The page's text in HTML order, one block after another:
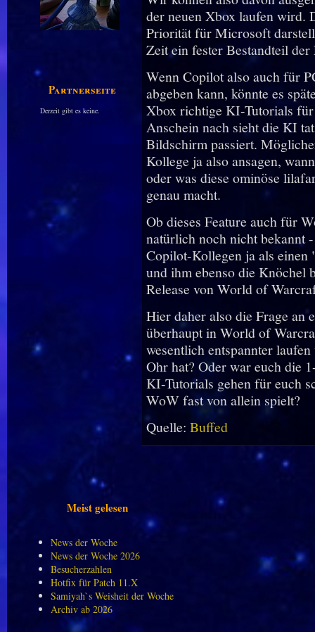
Partnerseiten
Derzeit gibt es keine.
der neuen Xbox laufen wird.
Priorität für Microsoft
Zeit ein fester Bestandteil der
Wenn Copilot also auch für
abgeben kann, könnte es
Xbox richtige KI-Tutorials
Anschein nach sieht die KI
Bildschirm passiert.
Kollege ja also ansagen,
oder was diese ominöse
genau macht.
Ob dieses Feature auch für
natürlich noch nicht bekannt
Copilot-Kollegen ja als
und ihm ebenso die Knöchel
Release von World of
Hier daher also die Frage an
überhaupt in World of
wesentlich entspannter
Ohr hat? Oder war euch die
KI-Tutorials gehen für euch
WoW fast von allein spielt?
Quelle: Buffed
Meist gelesen
News der Woche
News der Woche 2026
Besucherzahlen
Hotfix für Patch 11.X
Samiyah`s Weisheit der Woche
Archiv ab 2026